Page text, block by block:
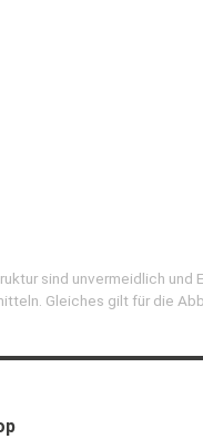
sind unvermeidlich
Gleiches gilt für die